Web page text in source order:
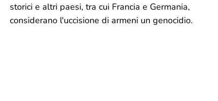
storici e altri paesi, tra cui Francia e Germania,
considerano l'uccisione di armeni un genocidio.